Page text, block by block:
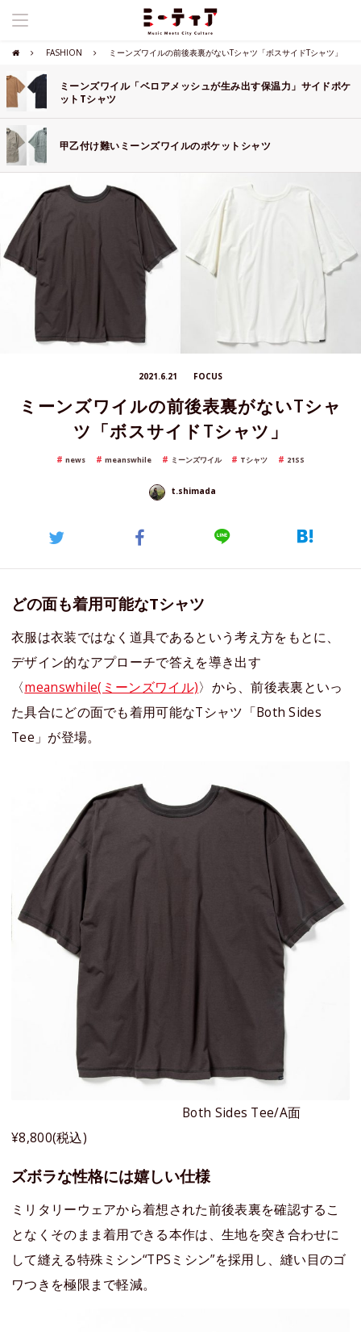
FASHION ミーンズワイルの前後表裏がないTシャツ「ボスサイドTシャツ」
ミーンズワイル「ベロアメッシュが生み出す保温力」サイドポケ
ットTシャツ
甲乙付け難いミーンズワイルのポケットシャツ
2021.6.21 FOCUS
ミーンズワイルの前後表裏がないTシャ
ツ「ボスサイドTシャツ」
news meanswhile ミーンズワイル Tシャツ 21SS
t.shimada
どの面も着用可能なTシャツ
衣服は衣装ではなく道具であるという考え方をもとに、
デザイン的なアプローチで答えを導き出す
〈meanswhile(ミーンズワイル)〉から、前後表裏といっ
た具合にどの面でも着用可能なTシャツ「Both Sides
Tee」が登場。
Both Sides Tee/A面
¥8,800(税込)
ズボラな性格には嬉しい仕様
ミリタリーウェアから着想された前後表裏を確認するこ
となくそのまま着用できる本作は、生地を突き合わせに
して縫える特殊ミシン“TPSミシン”を採用し、縫い目のゴ
ワつきを極限まで軽減。